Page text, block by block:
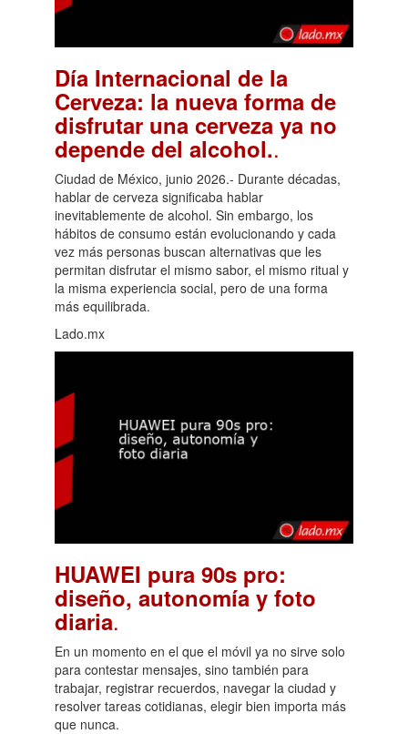
Día Internacional de la
Cerveza: la nueva forma de
disfrutar una cerveza ya no
depende del alcohol..
Ciudad de México, junio 2026.- Durante décadas,
hablar de cerveza significaba hablar
inevitablemente de alcohol. Sin embargo, los
hábitos de consumo están evolucionando y cada
vez más personas buscan alternativas que les
permitan disfrutar el mismo sabor, el mismo ritual y
la misma experiencia social, pero de una forma
más equilibrada.
Lado.mx
HUAWEI pura 90s pro:
diseño, autonomía y foto
diaria.
En un momento en el que el móvil ya no sirve solo
para contestar mensajes, sino también para
trabajar, registrar recuerdos, navegar la ciudad y
resolver tareas cotidianas, elegir bien importa más
que nunca.